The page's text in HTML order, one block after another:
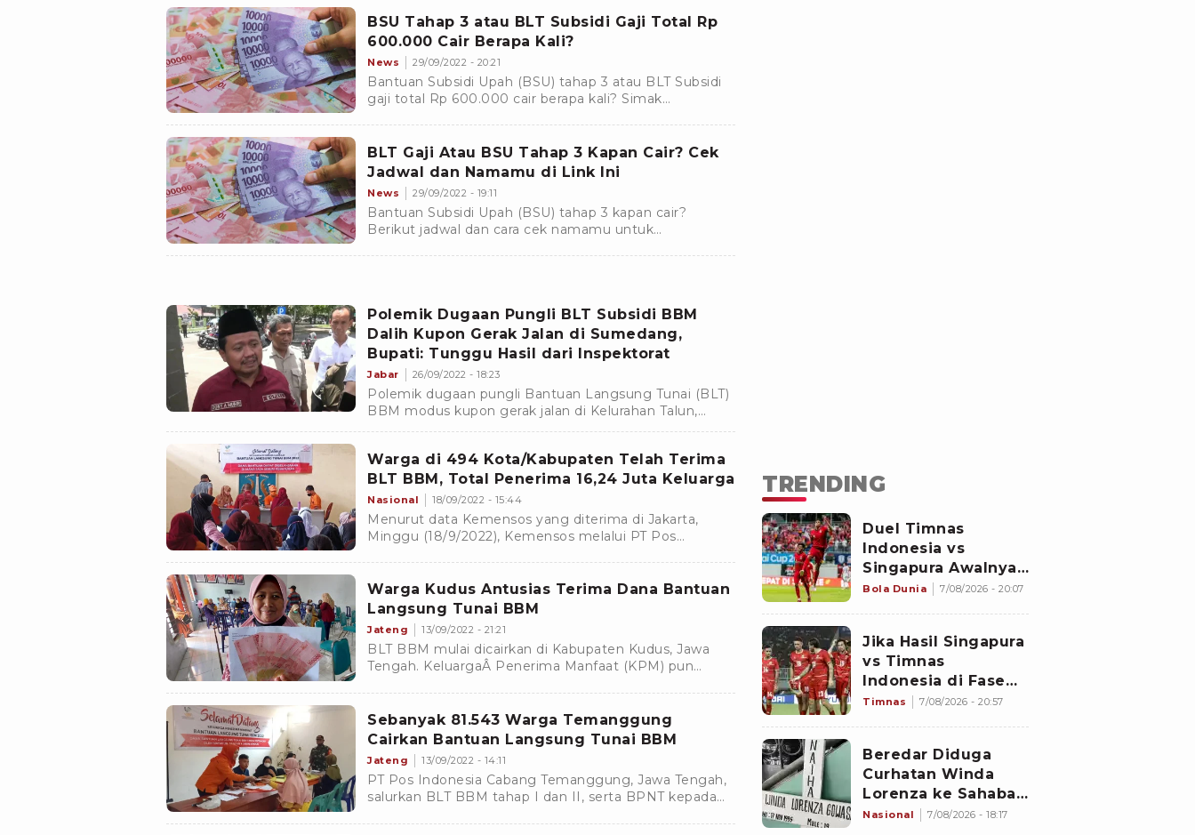
BSU Tahap 3 atau BLT Subsidi Gaji Total Rp
600.000 Cair Berapa Kali?
News 29/09/2022 - 20:21
Bantuan Subsidi Upah (BSU) tahap 3 atau BLT Subsidi
gaji total Rp 600.000 cair berapa kali? Simak
BLT Gaji Atau BSU Tahap 3 Kapan Cair? Cek
Jadwal dan Namamu di Link Ini
News 29/09/2022 - 19:11
Bantuan Subsidi Upah (BSU) tahap 3 kapan cair?
Berikut jadwal dan cara cek namamu untuk
Polemik Dugaan Pungli BLT Subsidi BBM
Dalih Kupon Gerak Jalan di Sumedang,
Bupati: Tunggu Hasil dari Inspektorat
Jabar 26/09/2022 - 18:23
Polemik dugaan pungli Bantuan Langsung Tunai (BLT)
BBM modus kupon gerak jalan di Kelurahan Talun,
Kecamatan Sumedang Utara, Kabupaten Sumedang,
Warga di 494 Kota/Kabupaten Telah Terima
BLT BBM, Total Penerima 16,24 Juta Keluarga
Nasional 18/09/2022 - 15:44
Menurut data Kemensos yang diterima di Jakarta,
Minggu (18/9/2022), Kemensos melalui PT Pos
Warga Kudus Antusias Terima Dana Bantuan
Langsung Tunai BBM
Jateng 13/09/2022 - 21:21
BLT BBM mulai dicairkan di Kabupaten Kudus, Jawa
Tengah. KeluargaÂ Penerima Manfaat (KPM) pun
Sebanyak 81.543 Warga Temanggung
Cairkan Bantuan Langsung Tunai BBM
Jateng 13/09/2022 - 14:11
PT Pos Indonesia Cabang Temanggung, Jawa Tengah,
salurkan BLT BBM tahap I dan II, serta BPNT kepada
TRENDING
Duel Timnas
Indonesia vs
Singapura Awalnya
Bukan di Stadion
Bola Dunia 7/08/2026 - 20:07
Jika Hasil Singapura
vs Timnas
Indonesia di Fase
Grup Piala AFF 2026
Timnas 7/08/2026 - 20:57
Beredar Diduga
Curhatan Winda
Lorenza ke Sahabat,
Temukan Fakta
Nasional 7/08/2026 - 18:17